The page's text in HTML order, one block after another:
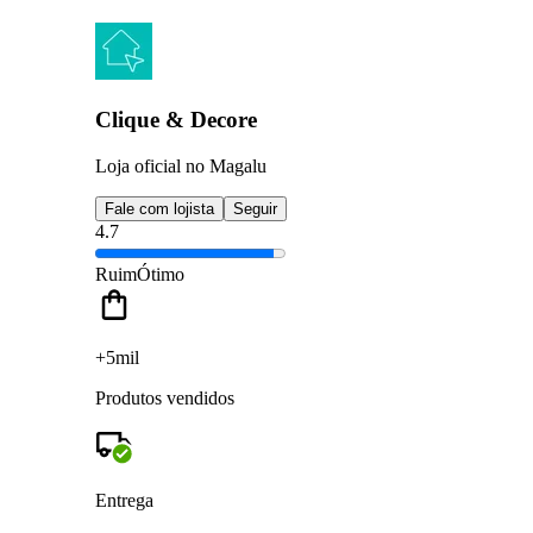
Clique & Decore
Loja oficial no Magalu
Fale com lojista Seguir
4.7
RuimÓtimo
+5mil
Produtos vendidos
Entrega